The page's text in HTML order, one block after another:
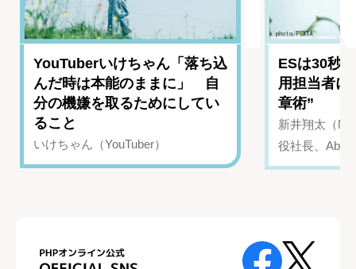
YouTuberいけちゃん「落ち込
んだ時は本能のままに」 自
分の機嫌を取るためにしてい
ること
いけちゃん（YouTuber）
ESは30秒
用担当者に
章術”
新井翔太（
役社長、